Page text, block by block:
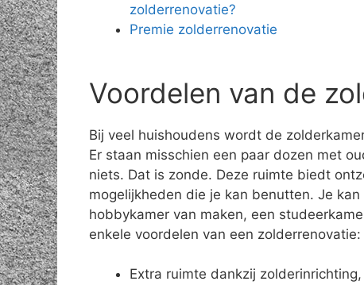
zolderrenovatie?
Premie zolderrenovatie
Voordelen van de
Bij veel huishoudens wordt de
Er staan misschien een paar dozen met
niets. Dat is zonde. Deze ruimte biedt
mogelijkheden die je kan benutten. Je
hobbykamer van maken, een
enkele voordelen van een zolderrenovatie:
Extra ruimte dankzij